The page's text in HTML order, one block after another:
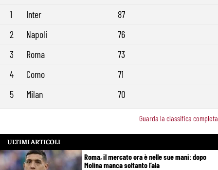
1 Inter
87
2
Napoli
76
3
Roma
73
4
Como
71
5
Milan 70
Guarda la classifica completa
ULTIMI ARTICOLI
Roma, il mercato ora è nelle sue mani: dopo
Molina manca soltanto l’ala